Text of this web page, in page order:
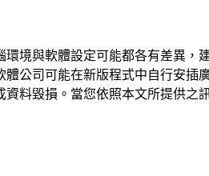
境與軟體設定可能都各有差異，
公司可能在新版程式中自行安插
料毀損。當您依照本文所提供之